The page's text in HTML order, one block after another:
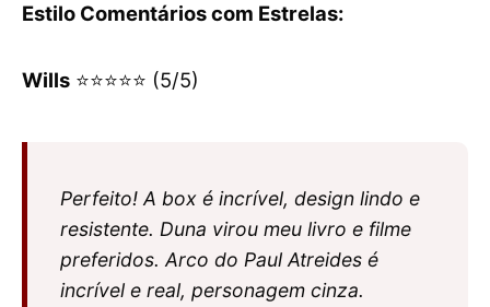
Estilo Comentários com Estrelas:
Wills ⭐⭐⭐⭐⭐ (5/5)
Perfeito! A box é incrível, design lindo e
resistente. Duna virou meu livro e filme
preferidos. Arco do Paul Atreides é
incrível e real, personagem cinza.